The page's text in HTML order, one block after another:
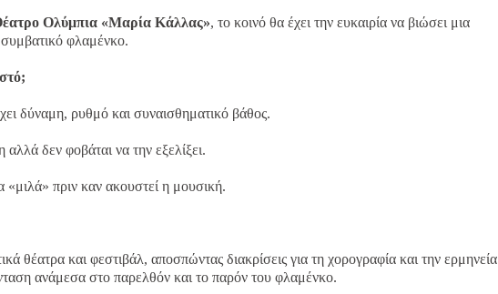
Ολύμπια «Μαρία Κάλλας», το κοινό θα έχει την ευκαιρία να βιώσει μια
φλαμένκο.
δύναμη, ρυθμό και συναισθηματικό βάθος.
δεν φοβάται να την εξελίξει.
πριν καν ακουστεί η μουσική.
θέατρα και φεστιβάλ, αποσπώντας διακρίσεις για τη χορογραφία και την ερμηνεία
ανάμεσα στο παρελθόν και το παρόν του φλαμένκο.